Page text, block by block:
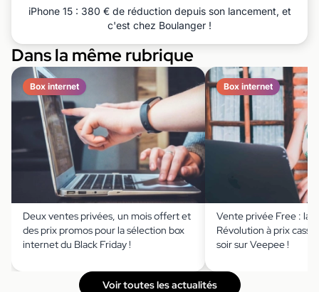
iPhone 15 : 380 € de réduction depuis son lancement, et
c'est chez Boulanger !
Dans la même rubrique
Box internet
Deux ventes privées, un mois offert et
des prix promos pour la sélection box
internet du Black Friday !
Box internet
Vente privée Free : la
Révolution à prix
soir sur Veepee !
Voir toutes les actualités